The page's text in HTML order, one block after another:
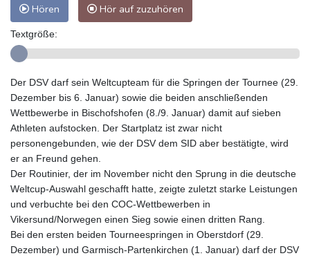
Hören Hör auf zuzuhören
Textgröße:
Der DSV darf sein Weltcupteam für die Springen der Tournee (29.
Dezember bis 6. Januar) sowie die beiden anschließenden
Wettbewerbe in Bischofshofen (8./9. Januar) damit auf sieben
Athleten aufstocken. Der Startplatz ist zwar nicht
personengebunden, wie der DSV dem SID aber bestätigte, wird
er an Freund gehen.
Der Routinier, der im November nicht den Sprung in die deutsche
Weltcup-Auswahl geschafft hatte, zeigte zuletzt starke Leistungen
und verbuchte bei den COC-Wettbewerben in
Vikersund/Norwegen einen Sieg sowie einen dritten Rang.
Bei den ersten beiden Tourneespringen in Oberstdorf (29.
Dezember) und Garmisch-Partenkirchen (1. Januar) darf der DSV